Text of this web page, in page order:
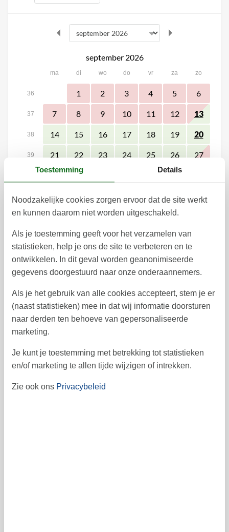
september 2026
ma di wo do vr za zo
36 1 2 3 4 5 6
37 7 8 9 10 11 12 13
38 14 15 16 17 18 19 20
39 21 22 23 24 25 26 27
28 29
41
oktober 2026
40 1 2 3
5 6 9
42 12 14 15 17 18
43 19 20 21 22 23 24 25
44
45
Vrij Bezet
Toestemming Details
Noodzakelijke cookies zorgen ervoor dat de site werkt
en kunnen daarom niet worden uitgeschakeld.
Als je toestemming geeft voor het verzamelen van
statistieken, help je ons de site te verbeteren en te
ontwikkelen. In dit geval worden geanonimiseerde
gegevens doorgestuurd naar onze onderaannemers.
Als je het gebruik van alle cookies accepteert, stem je er
(naast statistieken) mee in dat wij informatie doorsturen
naar derden ten behoeve van gepersonaliseerde
marketing.
Je kunt je toestemming met betrekking tot statistieken
en/of marketing te allen tijde wijzigen of intrekken.
Zie ook ons Privacybeleid